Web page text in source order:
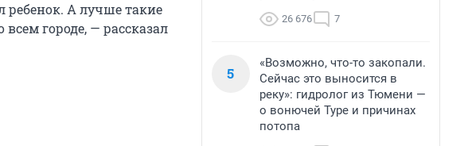
ребенок. А лучше такие
городе, — рассказал
26 676 7
5
«Возможно, что-то закопали.
Сейчас это выносится в
реку»: гидролог из Тюмени —
о вонючей Туре и причинах
потопа